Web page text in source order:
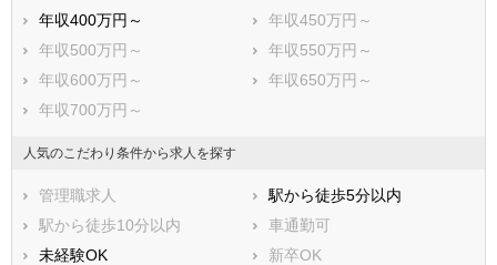
年収400万円～
年収450万円～
年収500万円～
年収550万円～
年収600万円～
年収650万円～
年収700万円～
人気のこだわり条件から求人を探す
管理職求人
駅から徒歩5分以内
駅から徒歩10分以内
車通勤可
未経験OK
新卒OK